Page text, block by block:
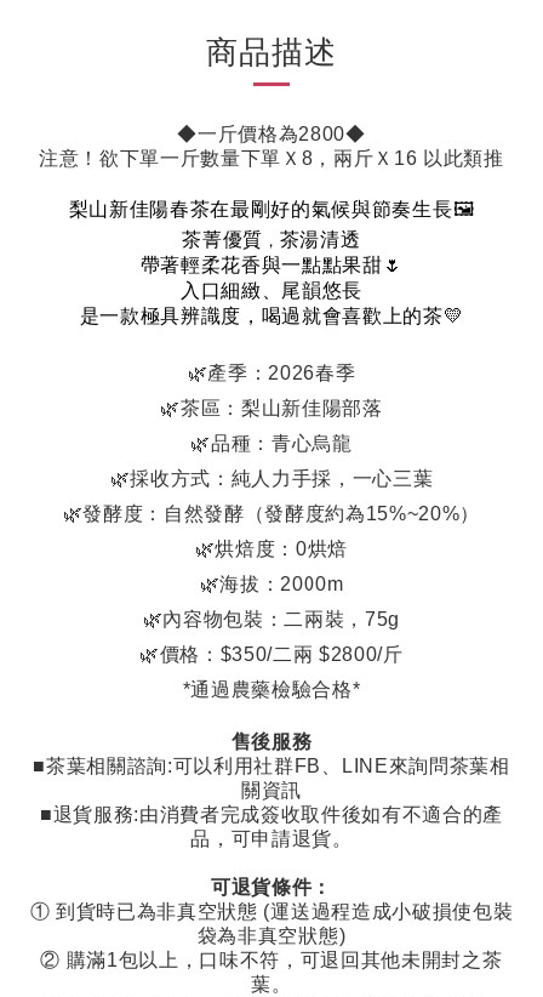
商品描述
◆一斤價格為2800◆
注意！欲下單一斤數量下單Ｘ8，兩斤Ｘ16 以此類推
梨山新佳陽春茶在最剛好的氣候與節奏生長🖼️
茶菁優質 ， 茶湯清透
帶著輕柔花香與一點點果甜 🌷
入口細緻、尾韻悠長
是一款極具辨識度，喝過就會喜歡上的茶💛
🌿產季：2026春季
🌿茶區：梨山新佳陽部落
🌿品種：青心烏龍
🌿採收方式：純人力手採，一心三葉
🌿發酵度：自然發酵（發酵度約為15%~20%）
🌿烘焙度：0烘焙
🌿海拔：2000m
🌿內容物包裝：二兩裝，75g
🌿價格：$350/二兩 $2800/斤
*通過農藥檢驗合格*
售後服務
■茶葉相關諮詢:可以利用社群FB LINE來詢問茶葉相
關資訊
■退貨服務:由消費者完成簽收取件後如有不適合的產
品，可申請退貨。
可退貨條件：
① 到貨時已為非真空狀態 (運送過程造成小破損使包裝
袋為非真空狀態)
② 購滿1包以上，口味不符，可退回其他未開封之茶
葉。